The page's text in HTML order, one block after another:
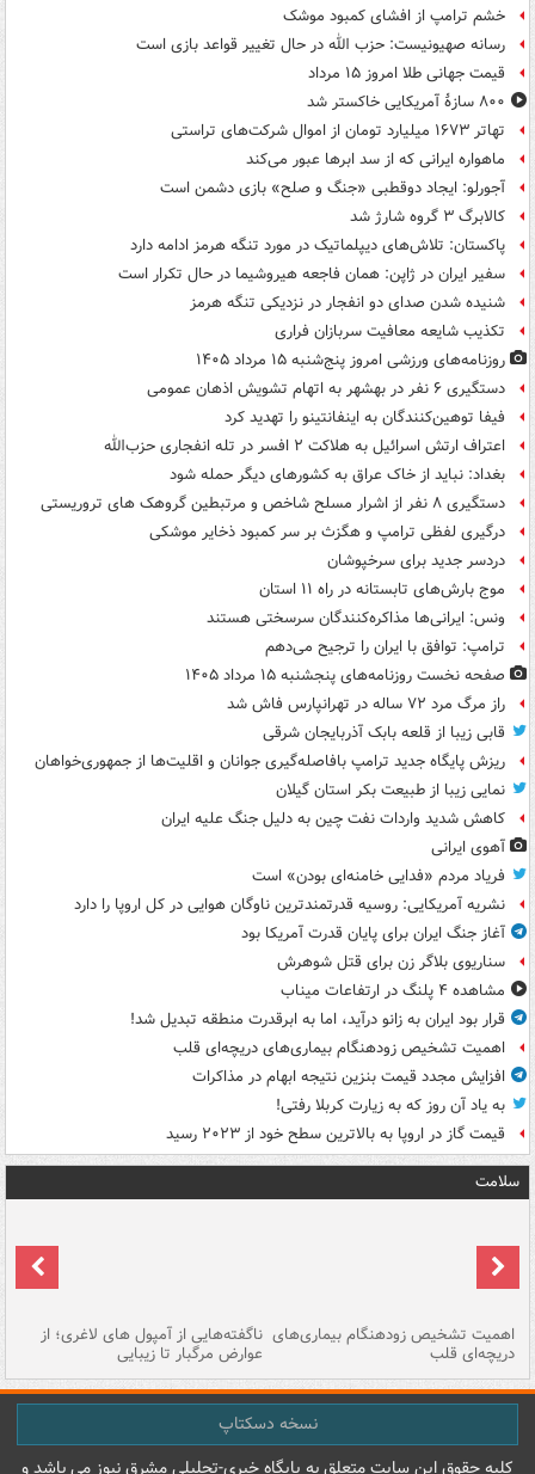
خشم ترامپ از افشای کمبود موشک
رسانه صهیونیست: حزب الله در حال تغییر قواعد بازی است
قیمت جهانی طلا امروز ۱۵ مرداد
۸۰۰ سازۀ آمریکایی خاکستر شد
تهاتر ۱۶۷۳ میلیارد تومان از اموال شرکت‌های تراستی
ماهواره ایرانی که از سد ابرها عبور می‌کند
آجورلو: ایجاد دوقطبی «جنگ و صلح‌» بازی دشمن است
کالابرگ ۳ گروه شارژ شد
پاکستان: تلاش‌های دیپلماتیک در مورد تنگه هرمز ادامه دارد
سفیر ایران در ژاپن: همان فاجعه هیروشیما در حال تکرار است
شنیده شدن صدای دو انفجار در نزدیکی تنگه هرمز
تکذیب شایعه معافیت سربازان فراری
روزنامه‌های ورزشی امروز پنج‌شنبه ۱۵ مرداد ۱۴۰۵
دستگیری ۶ نفر در بهشهر به اتهام تشویش اذهان عمومی
فیفا توهین‌کنندگان به اینفانتینو را تهدید کرد
اعتراف ارتش اسرائیل به هلاکت ۲ افسر در تله انفجاری حزب‌الله
بغداد: نباید از خاک عراق به کشورهای دیگر حمله شود
دستگیری ۸ نفر از اشرار مسلح شاخص و مرتبطین گروهک های تروریستی
درگیری لفظی ترامپ و هگزث بر سر کمبود ذخایر موشکی
دردسر جدید برای سرخپوشان
موج بارش‌های تابستانه در راه ۱۱ استان
ونس: ایرانی‌ها مذاکره‌کنندگان سرسختی هستند
ترامپ: توافق با ایران را ترجیح می‌دهم
صفحه نخست روزنامه‌های پنجشنبه ۱۵ مرداد ۱۴۰۵
راز مرگ مرد ۷۲ ساله در تهرانپارس فاش شد
قابی زیبا از قلعه بابک آذربایجان شرقی
ریزش پایگاه جدید ترامپ بافاصله‌گیری جوانان و اقلیت‌ها از جمهوری‌خواهان
نمایی زیبا از طبیعت بکر استان گیلان
کاهش شدید واردات نفت چین به دلیل جنگ علیه ایران
آهوی ایرانی
فریاد مردم «فدایی خامنه‌ای بودن» است
نشریه آمریکایی: روسیه قدرتمندترین ناوگان هوایی در کل اروپا را دارد
آغاز جنگ ایران برای پایان قدرت آمریکا بود
سناریوی بلاگر زن برای قتل شوهرش
مشاهده ۴ پلنگ در ارتفاعات میناب
قرار بود ایران به زانو درآید، اما به ابرقدرت منطقه تبدیل شد!
اهمیت تشخیص زودهنگام بیماری‌های دریچه‌ای قلب
افزایش مجدد قیمت بنزین نتیجه ابهام در مذاکرات
به یاد آن روز که به زیارت کربلا رفتی!
قیمت گاز در اروپا به بالاترین سطح خود از ۲۰۲۳ رسید
سلامت
اهمیت تشخیص زودهنگام بیماری‌های
دریچه‌ای قلب
ناگفته‌هایی از آمپول های لاغری؛ از
عوارض مرگبار تا زیبایی
نسخه دسکتاپ
کليه حقوق اين سايت متعلق به پایگاه خبري-تحليلي مشرق نيوز می باشد و